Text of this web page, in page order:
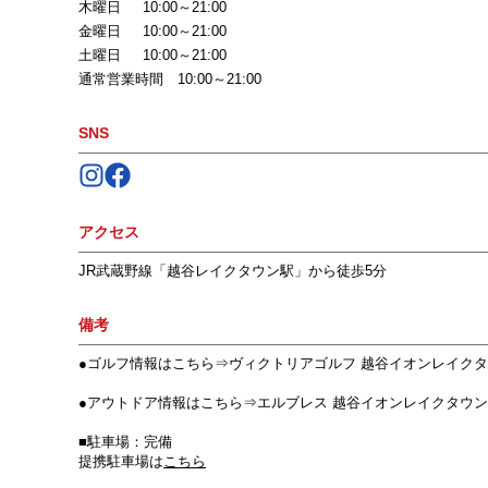
木曜日
10:00～21:00
金曜日
10:00～21:00
土曜日
10:00～21:00
通常営業時間 10:00～21:00
SNS
Follow us on
Follow us on
アクセス
JR武蔵野線「越谷レイクタウン駅」から徒歩5分
備考
●ゴルフ情報はこちら⇒ヴィクトリアゴルフ 越谷イオンレイク
●アウトドア情報はこちら⇒エルブレス 越谷イオンレイクタウ
■駐車場：完備
提携駐車場は こちら